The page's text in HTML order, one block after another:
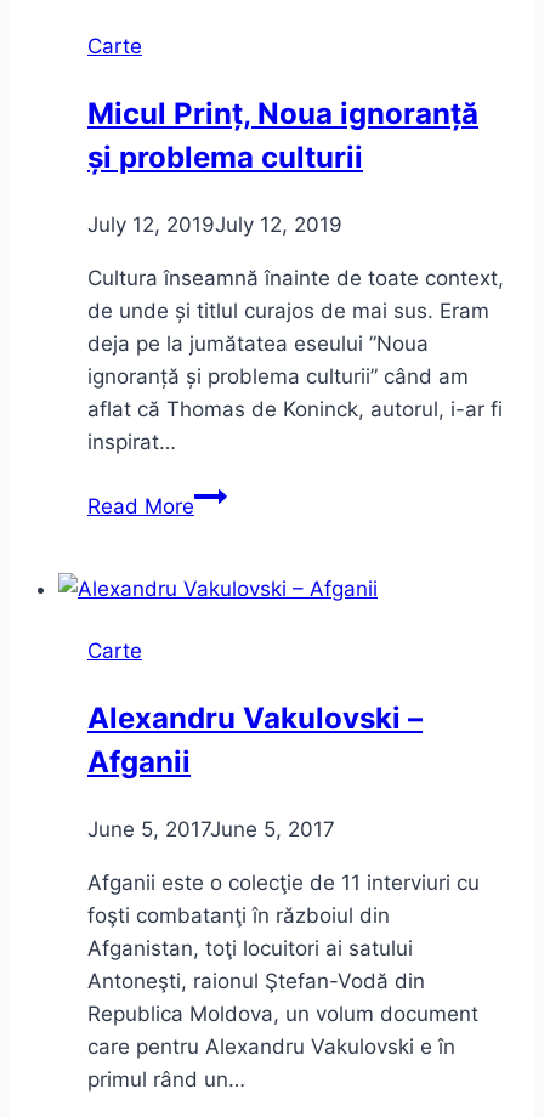
Carte
Micul Prinț, Noua ignoranță
și problema culturii
July 12, 2019July 12, 2019
Cultura înseamnă înainte de toate context,
de unde și titlul curajos de mai sus. Eram
deja pe la jumătatea eseului ”Noua
ignoranță și problema culturii” când am
aflat că Thomas de Koninck, autorul, i-ar fi
inspirat…
Read MoreMicul
ignoranță
Carte
Alexandru Vakulovski –
Afganii
June 5, 2017June 5, 2017
Afganii este o colecţie de 11 interviuri cu
foşti combatanţi în războiul din
Afganistan, toţi locuitori ai satului
Antoneşti, raionul Ştefan-Vodă din
Republica Moldova, un volum document
care pentru Alexandru Vakulovski e în
primul rând un…